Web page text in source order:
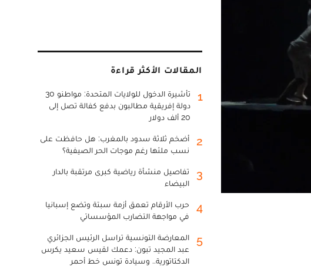
المقالات الأكثر قراءة
1
تأشيرة الدخول للولايات المتحدة: مواطنو 30
دولة إفريقية مطالبون بدفع كفالة تصل إلى
20 ألف دولار
2
أضخم ثلاثة سدود بالمغرب: هل حافظت على
نسب ملئها رغم موجات الحر الصيفية؟
3
تفاصيل منشأة رياضية كبرى مرتقبة بالدار
البيضاء
4
حرب الأرقام تعمق أزمة سبتة وتضع إسبانيا
في مواجهة التضارب المؤسساتي
5
المعارضة التونسية تراسل الرئيس الجزائري
عبد المجيد تبون: دعمك لقيس سعيد يكرس
الدكتاتورية.. وسيادة تونس خط أحمر